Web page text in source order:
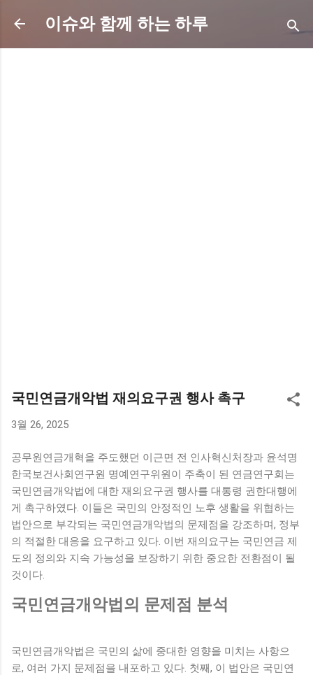
기본 콘텐츠로 건너뛰기
이슈와 함께 하는 하루
국민연금개악법 재의요구권 행사 촉구
3월 26, 2025
공무원연금개혁을 주도했던 이근면 전 인사혁신처장과 윤석명
한국보건사회연구원 명예연구위원이 주축이 된 연금연구회는
국민연금개악법에 대한 재의요구권 행사를 대통령 권한대행에
게 촉구하였다. 이들은 국민의 안정적인 노후 생활을 위협하는
법안으로 부각되는 국민연금개악법의 문제점을 강조하며, 정부
의 적절한 대응을 요구하고 있다. 이번 재의요구는 국민연금 제
도의 정의와 지속 가능성을 보장하기 위한 중요한 전환점이 될
것이다.
국민연금개악법의 문제점 분석
국민연금개악법은 국민의 삶에 중대한 영향을 미치는 사항으
로, 여러 가지 문제점을 내포하고 있다. 첫째, 이 법안은 국민연